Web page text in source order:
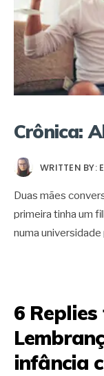
Crônica:
WRITTEN BY:
Duas mães
primeira tinha um
numa universidade
6 Replies
infância